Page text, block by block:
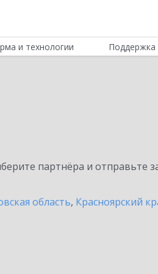
и технологии Поддержка
партнёра и отправьте
область, Красноярский